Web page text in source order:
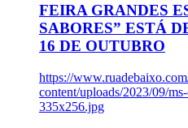
FEIRA GRANDES
SABORES” ESTÁ
16 DE OUTUBRO
https://
content/uploads/2023/09/
335x256.jpg